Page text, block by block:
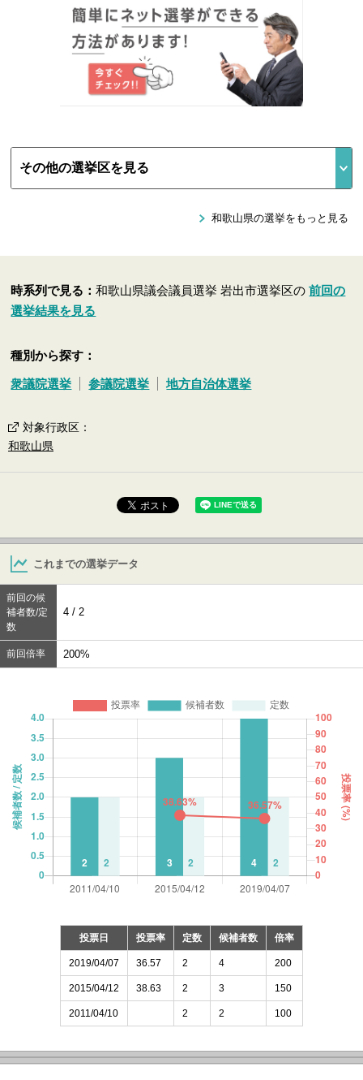
和歌山県の選挙をもっと見る
時系列で見る：和歌山県議会議員選挙 岩出市選挙区の前回の
選挙結果を見る
種別から探す：
衆議院選挙 参議院選挙 地方自治体選挙
対象行政区 ：
和歌山県
これまでの選挙データ
前回の候
補者数/定
数
4 / 2
前回倍率 200%
投票日 投票率 定数 候補者数 倍率
2019/04/07 36.57 2 4 200
2015/04/12 38.63 2 3 150
2011/04/10 2 2 100